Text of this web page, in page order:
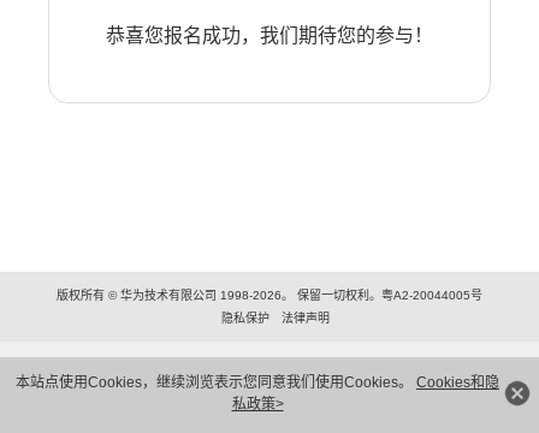
本站点使用Cookies，继续浏览表示您同意我们使用Cookies。 Cookies和隐
私政策>
恭喜您报名成功，我们期待您的参与！
版权所有 © 华为技术有限公司 1998-2026。 保留一切权利。粤A2-20044005号
隐私保护
法律声明